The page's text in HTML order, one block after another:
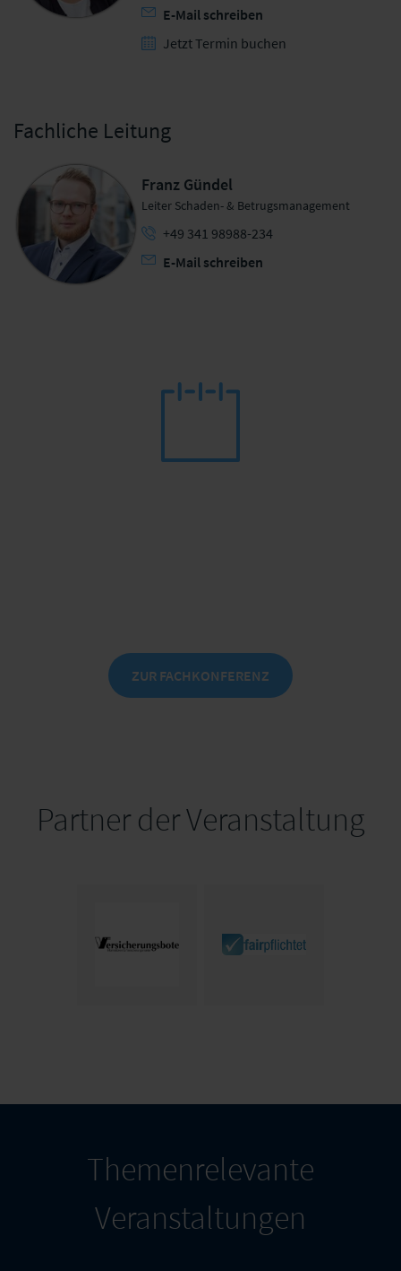
E-Mail schreiben
Jetzt Termin buchen
Fachliche Leitung
Franz Gündel
Leiter Schaden- & Betrugsmanagement
+49 341 98988-234
E-Mail schreiben
ZUR FACHKONFERENZ
Partner der Veranstaltung
Themenrelevante
Veranstaltungen